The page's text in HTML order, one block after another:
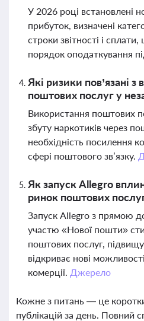
У 2026 році встановлені
прибуток, визначені
строки звітності і
порядок оподаткування
Які ризики пов’язані
поштових послуг у
Використання поштових
збуту наркотиків через
необхідність посилення
сфері поштового зв’язку.
Як запуск Allegro
ринок поштових
Запуск Allegro з прямою
участю «Нової пошти»
поштових послуг,
відкриває нові
комерції. Джерело
Кожне з питань — це
публікацій за день. Повний